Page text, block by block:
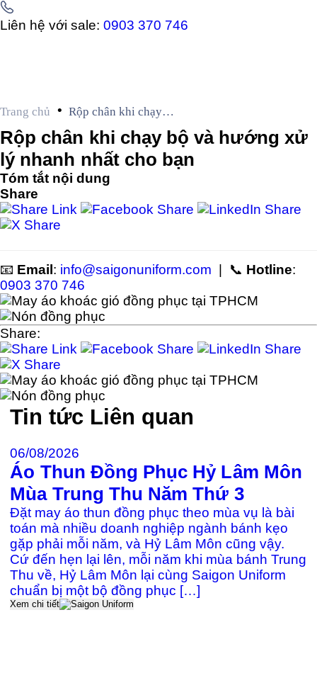
Liên hệ với sale: 0903 370 746
Trang chủ • Rộp chân khi chạy
bộ và hướng xử lý
nhanh nhất cho bạn
Rộp chân khi chạy bộ và hướng xử
lý nhanh nhất cho bạn
Tóm tắt nội dung
Share
📧 Email : info@saigonuniform.com | 📞 Hotline:
0903 370 746
Share:
Tin tức Liên quan
06/08/2026
Áo Thun Đồng Phục Hỷ Lâm Môn
Mùa Trung Thu Năm Thứ 3
Đặt may áo thun đồng phục theo mùa vụ là bài
toán mà nhiều doanh nghiệp ngành bánh kẹo
gặp phải mỗi năm, và Hỷ Lâm Môn cũng vậy.
Cứ đến hẹn lại lên, mỗi năm khi mùa bánh Trung
Thu về, Hỷ Lâm Môn lại cùng Saigon Uniform
chuẩn bị một bộ đồng phục […]
Xem chi tiết